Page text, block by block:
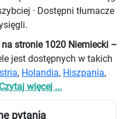
· Dostępni tłumacze
stronie 1020 Niemiecki –
jest dostępnych w takich
, Holandia, Hiszpania,
Czytaj więcej ...
pytania